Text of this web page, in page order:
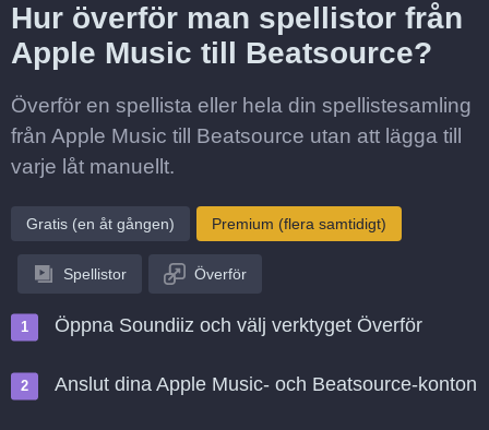
Hur överför man spellistor från
Apple Music till Beatsource?
Överför en spellista eller hela din spellistesamling
från Apple Music till Beatsource utan att lägga till
varje låt manuellt.
Gratis (en åt gången) Premium (flera samtidigt)
Spellistor Överför
Öppna Soundiiz och välj verktyget Överför
Anslut dina Apple Music- och Beatsource-konton